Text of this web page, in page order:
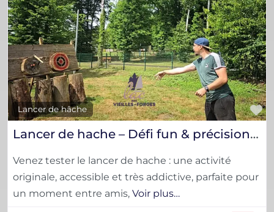
Lancer de hâche
Lancer de hache – Défi fun & précision (Ardennes) | Groupes & team building
Venez tester le lancer de hache : une activité
originale, accessible et très addictive, parfaite pour
un moment entre amis, Voir plus…